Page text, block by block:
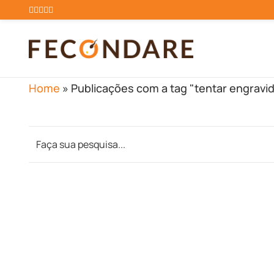
Home » Publicações com a tag "tentar